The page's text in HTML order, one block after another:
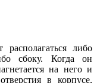
либо
сбоку. Когда он
на него и
в корпусе,